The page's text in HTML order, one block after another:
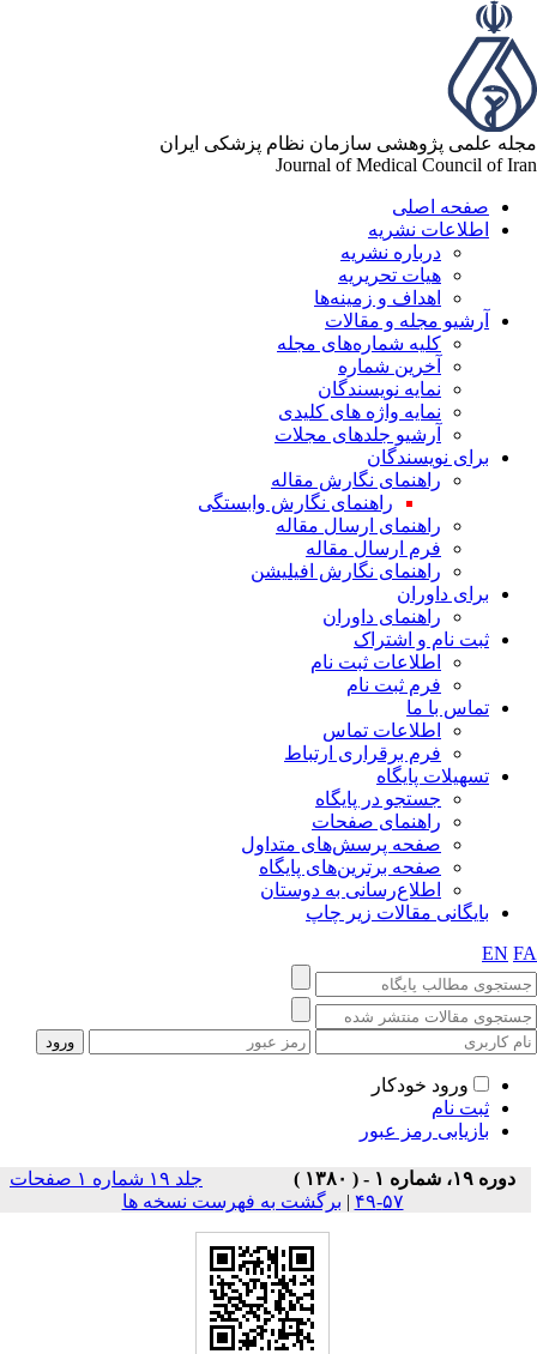
علمی پژوهشی سازمان نظام پزشکی ایران
Journal of Medical Council of
صفحه اصلی
اطلاعات نشریه
درباره نشریه
هیات تحریریه
اهداف و زمینه‌ها
آرشیو مجله و مقالات
کلیه شماره‌های مجله
آخرین شماره
نمایه نویسندگان
نمایه واژه های کلیدی
آرشیو جلدهای مجلات
برای نویسندگان
راهنمای نگارش مقاله
راهنمای نگارش وابستگی
راهنمای ارسال مقاله
فرم ارسال مقاله
راهنمای نگارش افیلیشن
برای داوران
راهنمای داوران
ثبت نام و اشتراک
اطلاعات ثبت نام
فرم ثبت نام
تماس با ما
اطلاعات تماس
فرم برقراری ارتباط
تسهیلات پایگاه
جستجو در پایگاه
راهنمای صفحات
صفحه پرسش‌های متداول
صفحه برترین‌های پایگاه
اطلاع‌رسانی به دوستان
بایگانی مقالات زیر چاپ
EN
ورود خودکار
ثبت نام
بازیابی رمز عبور
دوره ۱۹، شماره ۱ - ( ۱۳۸۰ )
جلد ۱۹ شماره ۱ صفحات
۵۷-۴۹
| برگشت به فهرست نسخه ها